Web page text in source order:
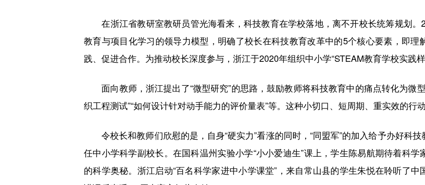
在浙江省教研室教研员管光海看来，科技教育在学校落地，离不开校长统筹规划。
教育与项目化学习的领导力模型，明确了校长在科技教育改革中的5个核心要素，即理
践、促进合作。为推动校长深度参与，浙江于2020年组织中小学“STEAM教育学校实践样
面向教师，浙江提出了“微型研究”的思路，鼓励教师将科技教育中的痛点转化为微
织工程测试”“如何设计针对动手能力的评价量表”等。这种小切口、短周期、重实效的行
令校长和教师们欣慰的是，自身“硬实力”看涨的同时，“同盟军”的加入给予办好科
任中小学科学副校长。在国科温州实验小学“小小爱迪生”课上，学生陈易航期待着科
的科学奥秘。浙江启动“百名科学家进中小学课堂”，来自常山县的学生朱悦在聆听了